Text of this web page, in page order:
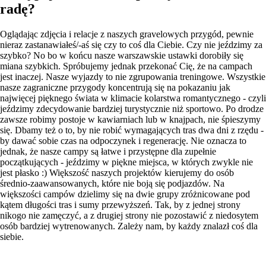
radę?
Oglądając zdjęcia i relacje z naszych gravelowych przygód, pewnie
nieraz zastanawiałeś/-aś się czy to coś dla Ciebie. Czy nie jeździmy za
szybko? No bo w końcu nasze warszawskie ustawki dorobiły się
miana szybkich. Spróbujemy jednak przekonać Cię, że na campach
jest inaczej. Nasze wyjazdy to nie zgrupowania treningowe. Wszystkie
nasze zagraniczne przygody koncentrują się na pokazaniu jak
najwięcej pięknego świata w klimacie kolarstwa romantycznego - czyli
jeździmy zdecydowanie bardziej turystycznie niż sportowo. Po drodze
zawsze robimy postoje w kawiarniach lub w knajpach, nie śpieszymy
się. Dbamy też o to, by nie robić wymagających tras dwa dni z rzędu -
by dawać sobie czas na odpoczynek i regenerację. Nie oznacza to
jednak, że nasze campy są łatwe i przystępne dla zupełnie
początkujących - jeździmy w piękne miejsca, w których zwykle nie
jest płasko :) Większość naszych projektów kierujemy do osób
średnio-zaawansowanych, które nie boją się podjazdów. Na
większości campów dzielimy się na dwie grupy zróżnicowane pod
kątem długości tras i sumy przewyższeń. Tak, by z jednej strony
nikogo nie zamęczyć, a z drugiej strony nie pozostawić z niedosytem
osób bardziej wytrenowanych. Zależy nam, by każdy znalazł coś dla
siebie.